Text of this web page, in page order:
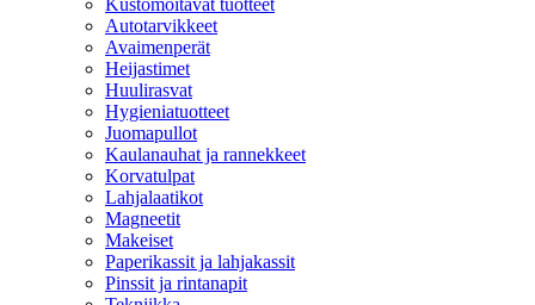
Kustomoitavat tuotteet
Autotarvikkeet
Avaimenperät
Heijastimet
Huulirasvat
Hygieniatuotteet
Juomapullot
Kaulanauhat ja rannekkeet
Korvatulpat
Lahjalaatikot
Magneetit
Makeiset
Paperikassit ja lahjakassit
Pinssit ja rintanapit